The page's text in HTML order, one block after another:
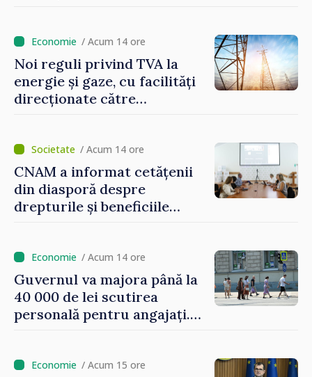
/ Acum 14 ore
Noi reguli privind TVA la
energie și gaze, cu facilități
direcționate către
/ Acum 14 ore
CNAM a informat cetățenii
din diasporă despre
drepturile și beneficiile
/ Acum 14 ore
Guvernul va majora până la
40 000 de lei scutirea
personală pentru angajați.
oamenilor”/ Acum 15 ore